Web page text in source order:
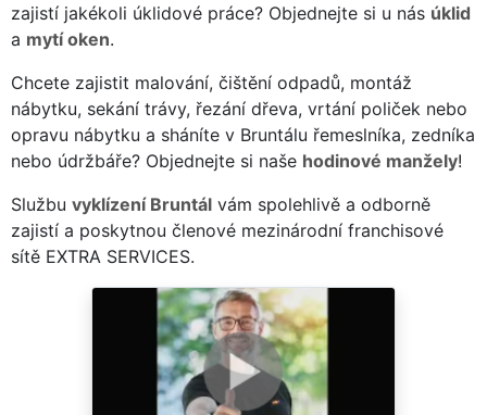
zajistí jakékoli úklidové práce? Objednejte si u nás úklid
a mytí oken.
Chcete zajistit malování, čištění odpadů, montáž
nábytku, sekání trávy, řezání dřeva, vrtání poliček nebo
opravu nábytku a sháníte v Bruntálu řemeslníka, zedníka
nebo údržbáře? Objednejte si naše hodinové manžely!
Službu vyklízení Bruntál vám spolehlivě a odborně
zajistí a poskytnou členové mezinárodní franchisové
sítě EXTRA SERVICES.